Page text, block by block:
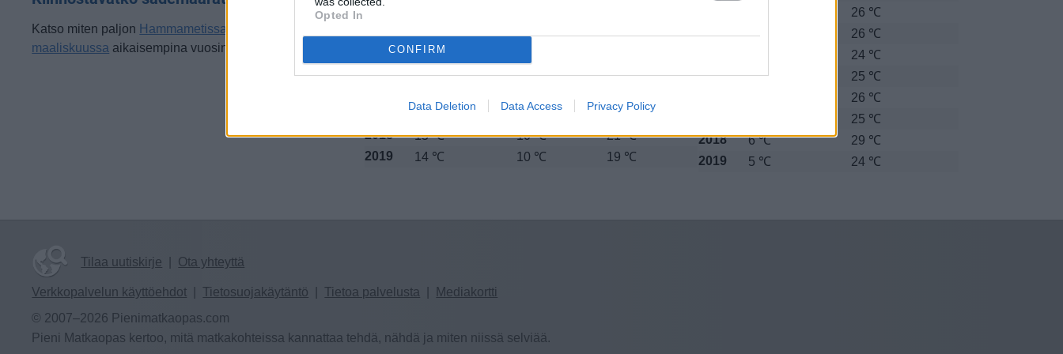
Opted In
CONFIRM
Data Deletion Data Access Privacy Policy
Katso miten paljon Hammametissa on satanut
maaliskuussa aikaisempina vuosina.
2012
2014
13 ℃
15 ℃ 10 ℃
19 ℃
2018
15 ℃ 10 ℃
21 ℃
2019
14 ℃ 10 ℃ 19 ℃
26 ℃
2013
6 ℃
26 ℃
24 ℃
2015
4 ℃
25 ℃
26 ℃
25 ℃
2018
6 ℃
29 ℃
2019
5 ℃ 24 ℃
Tilaa uutiskirje Ota yhteyttä
Verkkopalvelun käyttöehdot Tietosuojakäytäntö Tietoa palvelusta
Mediakortti
© 2007–2026 Pienimatkaopas.com
Pieni Matkaopas kertoo, mitä matkakohteissa kannattaa tehdä, nähdä ja miten niissä selviää.